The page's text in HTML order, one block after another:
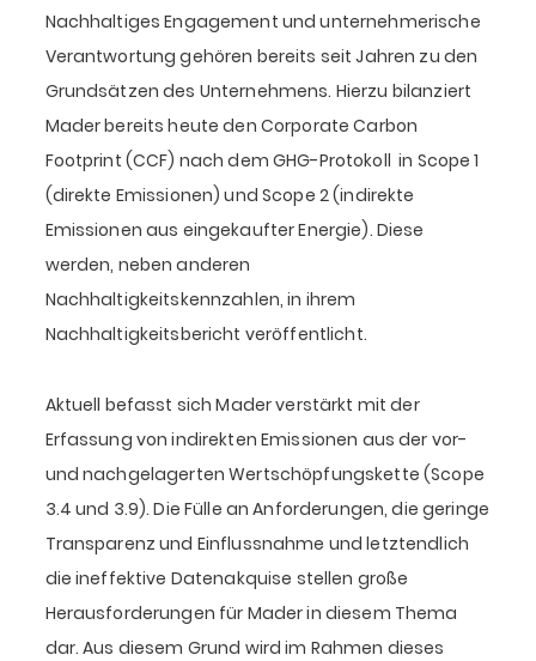
Nachhaltiges Engagement und unternehmerische
Verantwortung gehören bereits seit Jahren zu den
Grundsätzen des Unternehmens. Hierzu bilanziert
Mader bereits heute den Corporate Carbon
Footprint (CCF) nach dem GHG-Protokoll in Scope 1
(direkte Emissionen) und Scope 2 (indirekte
Emissionen aus eingekaufter Energie). Diese
werden, neben anderen
Nachhaltigkeitskennzahlen, in ihrem
Nachhaltigkeitsbericht veröffentlicht.
Aktuell befasst sich Mader verstärkt mit der
Erfassung von indirekten Emissionen aus der vor-
und nachgelagerten Wertschöpfungskette (Scope
3.4 und 3.9). Die Fülle an Anforderungen, die geringe
Transparenz und Einflussnahme und letztendlich
die ineffektive Datenakquise stellen große
Herausforderungen für Mader in diesem Thema
dar. Aus diesem Grund wird im Rahmen dieses